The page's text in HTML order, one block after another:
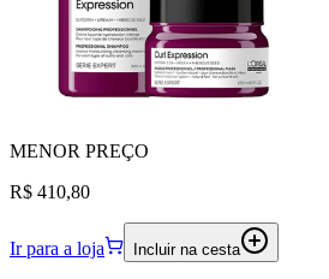
MENOR PREÇO
R$ 410,80
Ir para a loja Incluir na cesta